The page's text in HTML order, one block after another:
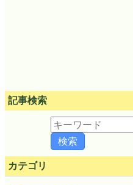
記事検索
カテゴリ